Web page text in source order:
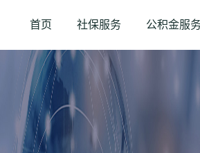
首页 社保服务 公积金服